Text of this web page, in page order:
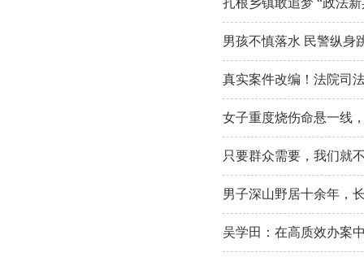
扎根乡镇敢追梦 “政法
男孩不慎落水 民警纵身
真实案件改编！法院司
女子重度烧伤命悬一线
只要群众需要，我们就
男子深山野居十余年，
吴学田：在高质效办案